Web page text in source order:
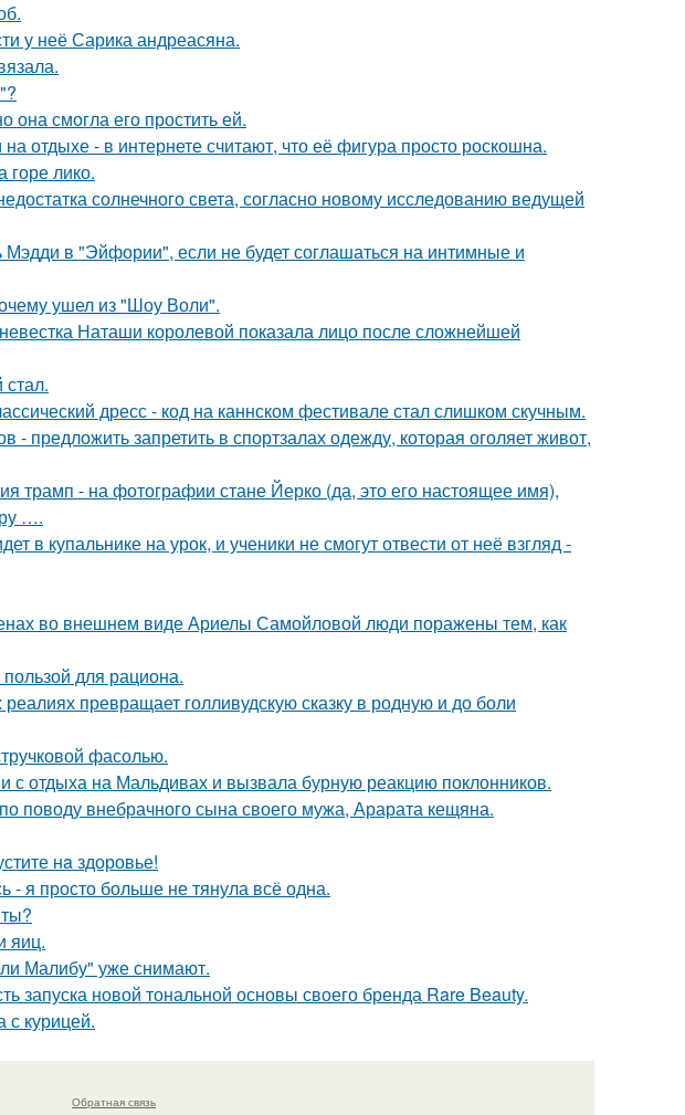
у неё Сарика андреасяна.
она смогла его простить ей.
отдыхе - в интернете считают, что её фигура просто роскошна.
горе лико.
солнечного света, согласно новому исследованию ведущей
в "Эйфории", если не будет соглашаться на интимные и
ушел из "Шоу Воли".
Наташи королевой показала лицо после сложнейшей
дресс - код на каннском фестивале стал слишком скучным.
- предложить запретить в спортзалах одежду, которая оголяет живот,
трамп - на фотографии стане Йерко (да, это его настоящее имя),
….
в купальнике на урок, и ученики не смогут отвести от неё взгляд -
во внешнем виде Ариелы Самойловой люди поражены тем, как
для рациона.
превращает голливудскую сказку в родную и до боли
фасолью.
с отдыха на Мальдивах и вызвала бурную реакцию поклонников.
поводу внебрачного сына своего мужа, Арарата кещяна.
нa здоровье!
- я просто больше не тянула всё одна.
яиц.
Малибу" уже снимают.
запуска новой тональной основы своего бренда Rare Beauty.
с курицей.
Обратная связь